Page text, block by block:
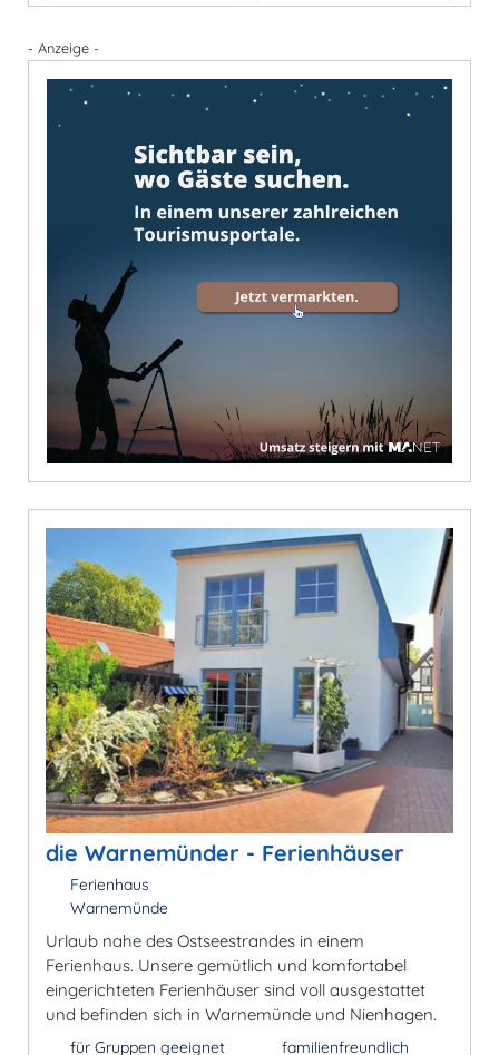
- Anzeige -
die Warnemünder - Ferienhäuser
Ferienhaus
Warnemünde
Urlaub nahe des Ostseestrandes in einem
Ferienhaus. Unsere gemütlich und komfortabel
eingerichteten Ferienhäuser sind voll ausgestattet
und befinden sich in Warnemünde und Nienhagen.
für Gruppen geeignet familienfreundlich